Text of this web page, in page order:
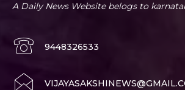
A Daily News Website belogs to
9448326533